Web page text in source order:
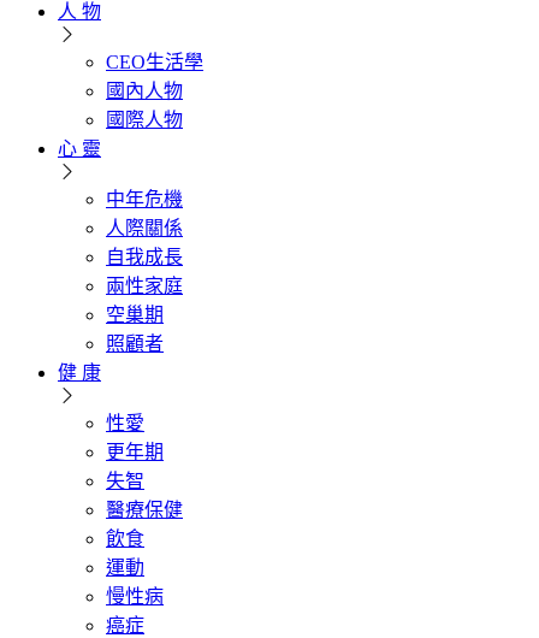
人 物
CEO生活學
國內人物
國際人物
心 靈
中年危機
人際關係
自我成長
兩性家庭
空巢期
照顧者
健 康
性愛
更年期
失智
醫療保健
飲食
運動
慢性病
癌症